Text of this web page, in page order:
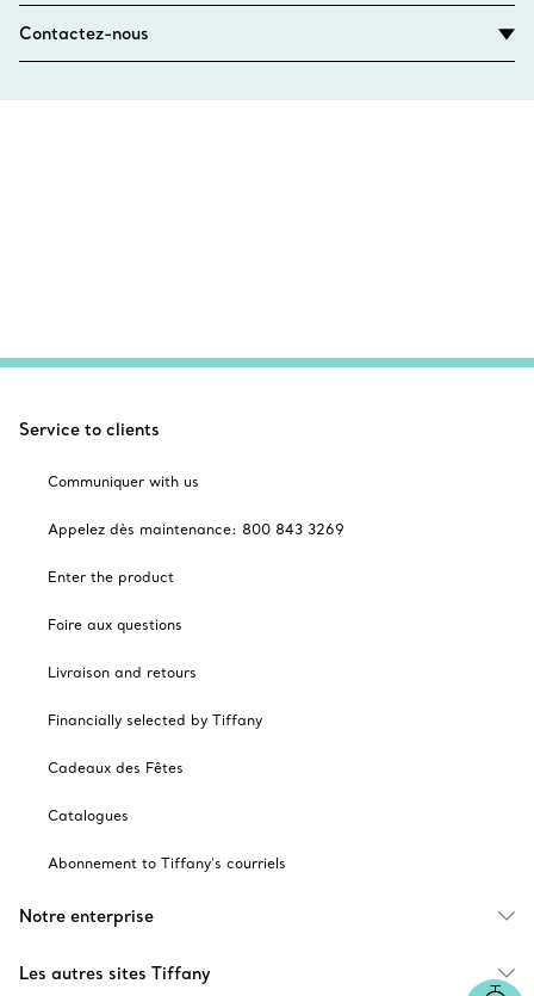
Contactez-nous
Service to clients
Communiquer with us
Appelez dès maintenance: 800 843 3269
Enter the product
Foire aux questions
Livraison and retours
Financially selected by Tiffany
Cadeaux des Fêtes
Catalogues
Abonnement to Tiffany's courriels
Notre enterprise
Les autres sites Tiffany